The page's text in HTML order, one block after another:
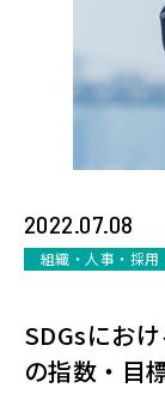
2022.07.08
組織・人事・採用
SDGsにお
の指数・目